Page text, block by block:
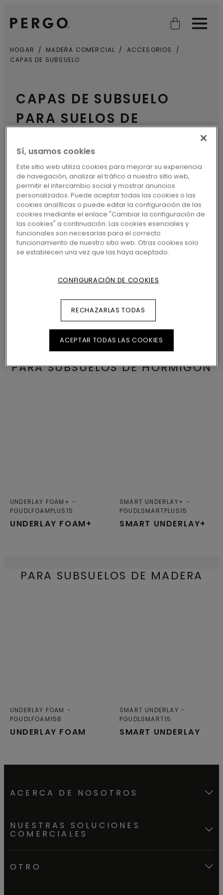
Open searchOpen
HOGAR MADERA COMERCIAL
ACCESORIOS
CAPAS DE SUBSUELO
CAPAS DE SUBSUELO
PARA SUELOS DE
Todo suelo requiere una buena base.
Antes de empezar a instalar su nuevo
suelo de parquet de grado comercial de
Pergo, deberá seleccionar una capa de
subsuelo. Esto no solamente contribuirá
a añadir comodidad al caminar por su
suelo excelente requiere una capa de
propiedades a lo largo del tiempo.
PARA SUBSUELOS DE HORMIGÓN
UNDERLAY FOAM+
UNDERLAY FOAM+
PGUDLFOAMPLUS15
SMART UNDERLAY+
SMART UNDERLAY+
PGUDLSMARTPLUS15
PARA SUBSUELOS DE MADERA
UNDERLAY FOAM
UNDERLAY FOAM
PGUDLFOAM15B
SMART UNDERLAY
SMART UNDERLAY
PGUDLSMART15
ACERCA DE NOSOTROS
NUESTRAS SOLUCIONES
COMERCIALES
OTRO
Sí, usamos cookies
Este sitio web utiliza cookies para mejorar su experiencia
de navegación, analizar el tráfico a nuestro sitio web,
permitir el intercambio social y mostrar anuncios
personalizados. Puede aceptar todas las cookies o las
cookies analíticas o puede editar la configuración de las
cookies mediante el enlace "Cambiar la configuración de
las cookies" a continuación. Las cookies esenciales y
funcionales son necesarias para el correcto
funcionamiento de nuestro sitio web. Otras cookies solo
se establecen una vez que las haya aceptado.
CONFIGURACIÓN DE COOKIES
RECHAZARLAS TODAS
ACEPTAR TODAS LAS COOKIES